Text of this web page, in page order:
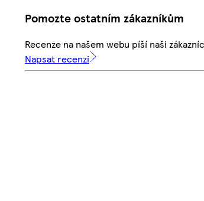
Pomozte ostatním zákazníkům
Recenze na našem webu píší naši
Napsat recenzi